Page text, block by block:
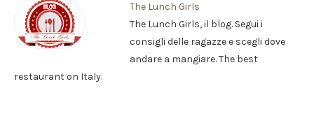
The Lunch Girls
The Lunch Girls, il blog. Segui i
consigli delle ragazze e scegli dove
andare a mangiare. The best
restaurant on Italy.